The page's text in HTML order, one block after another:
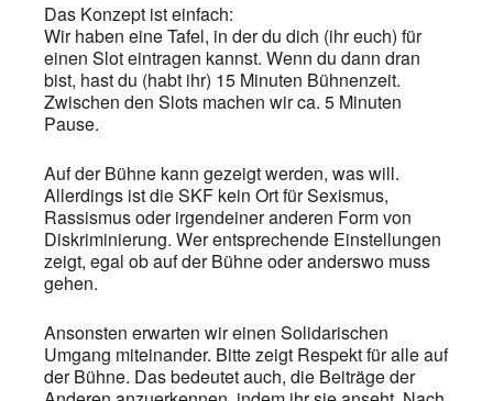
Das Konzept ist einfach:
Wir haben eine Tafel, in der du dich (ihr euch) für
einen Slot eintragen kannst. Wenn du dann dran
bist, hast du (habt ihr) 15 Minuten Bühnenzeit.
Zwischen den Slots machen wir ca. 5 Minuten
Pause.
Auf der Bühne kann gezeigt werden, was will.
Allerdings ist die SKF kein Ort für Sexismus,
Rassismus oder irgendeiner anderen Form von
Diskriminierung. Wer entsprechende Einstellungen
zeigt, egal ob auf der Bühne oder anderswo muss
gehen.
Ansonsten erwarten wir einen Solidarischen
Umgang miteinander. Bitte zeigt Respekt für alle auf
der Bühne. Das bedeutet auch, die Beiträge der